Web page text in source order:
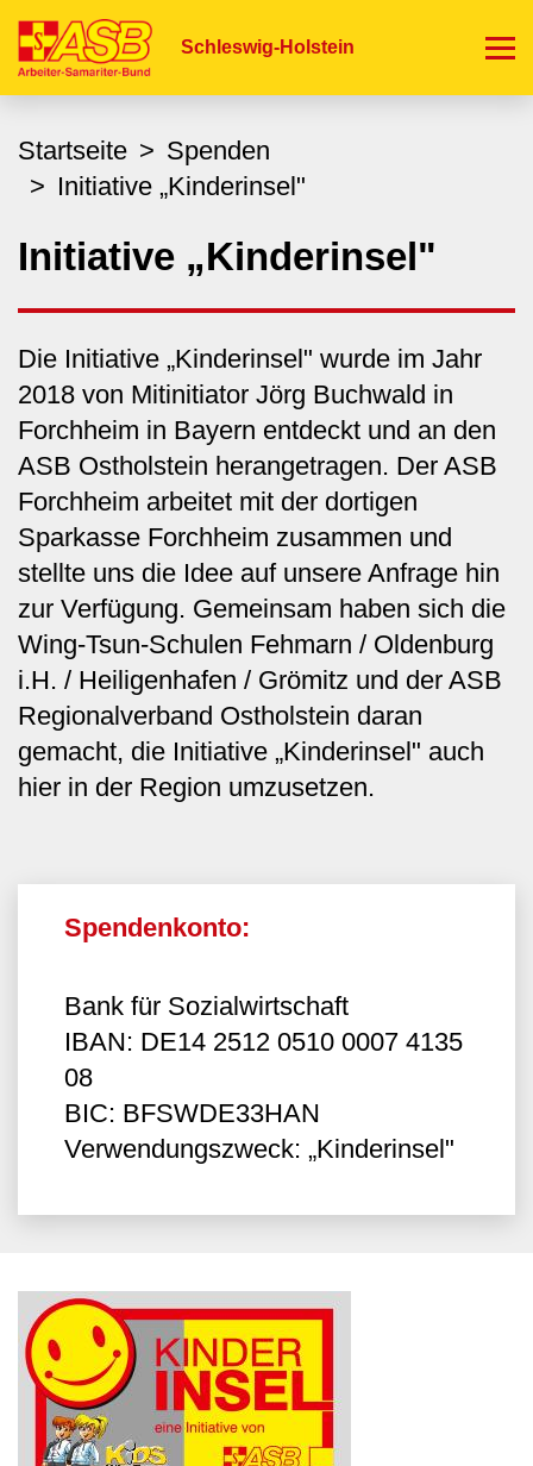
zum
Schleswig-Holstein
Startseite
Spenden
Initiative „Kinderinsel"
Initiative „Kinderinsel"
Die Initiative „Kinderinsel" wurde im Jahr
2018 von Mitinitiator Jörg Buchwald in
Forchheim in Bayern entdeckt und an den
ASB Ostholstein herangetragen. Der ASB
Forchheim arbeitet mit der dortigen
Sparkasse Forchheim zusammen und
stellte uns die Idee auf unsere Anfrage hin
zur Verfügung. Gemeinsam haben sich die
Wing-Tsun-Schulen Fehmarn / Oldenburg
i.H. / Heiligenhafen / Grömitz und der ASB
Regionalverband Ostholstein daran
gemacht, die Initiative „Kinderinsel" auch
hier in der Region umzusetzen.
Spendenkonto:
Bank für Sozialwirtschaft
IBAN: DE14 2512 0510 0007 4135
08
BIC: BFSWDE33HAN
Verwendungszweck: „Kinderinsel"